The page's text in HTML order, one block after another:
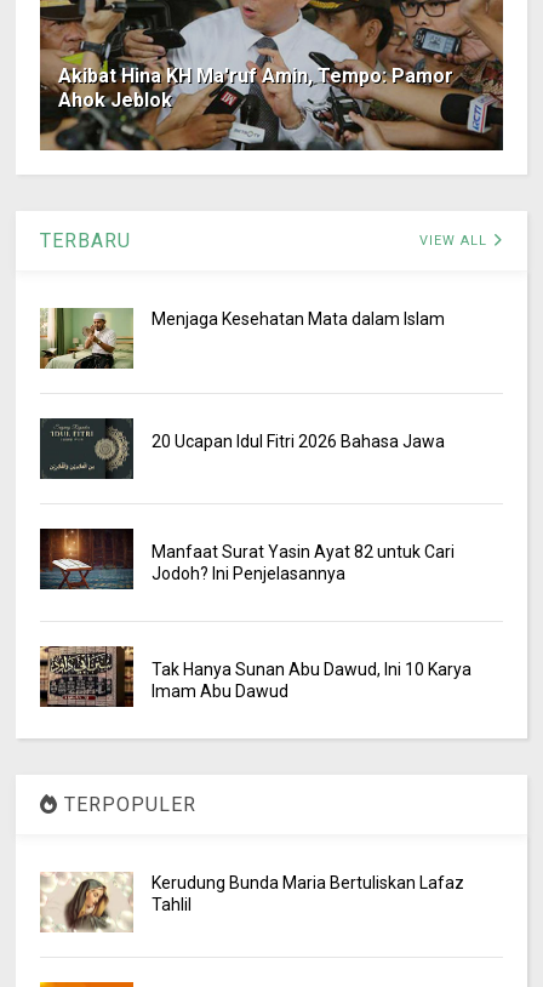
Akibat Hina KH Ma'ruf Amin, Tempo: Pamor
Ahok Jeblok
TERBARU VIEW ALL
Menjaga Kesehatan Mata dalam Islam
20 Ucapan Idul Fitri 2026 Bahasa Jawa
Manfaat Surat Yasin Ayat 82 untuk Cari
Jodoh? Ini Penjelasannya
Tak Hanya Sunan Abu Dawud, Ini 10 Karya
Imam Abu Dawud
TERPOPULER
Kerudung Bunda Maria Bertuliskan Lafaz
Tahlil